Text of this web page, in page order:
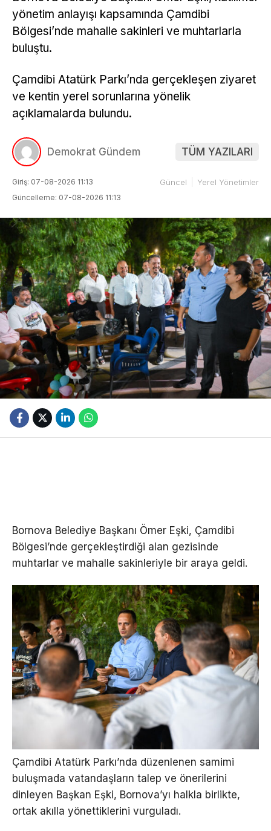
yönetim anlayışı kapsamında Çamdibi
Bölgesi’nde mahalle sakinleri ve muhtarlarla
buluştu.
Çamdibi Atatürk Parkı’nda gerçekleşen ziyaret
ve kentin yerel sorunlarına yönelik
açıklamalarda bulundu.
Demokrat Gündem TÜM YAZILARI
Giriş: 07-08-2026 11:13
Güncelleme: 07-08-2026 11:13
Güncel Yerel Yönetimler
Bornova Belediye Başkanı Ömer Eşki, Çamdibi
Bölgesi’nde gerçekleştirdiği alan gezisinde
muhtarlar ve mahalle sakinleriyle bir araya geldi.
Çamdibi Atatürk Parkı’nda düzenlenen samimi
buluşmada vatandaşların talep ve önerilerini
dinleyen Başkan Eşki, Bornova’yı halkla birlikte,
ortak akılla yönettiklerini vurguladı.